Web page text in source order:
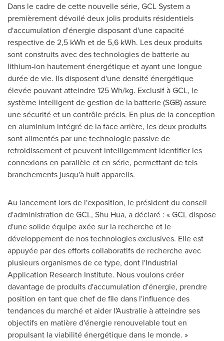
Dans le cadre de cette nouvelle série, GCL System a
premièrement dévoilé deux jolis produits résidentiels
d'accumulation d'énergie disposant d'une capacité
respective de 2,5 kWh et de 5,6 kWh. Les deux produits
sont construits avec des technologies de batterie au
lithium-ion hautement énergétique et ayant une longue
durée de vie. Ils disposent d'une densité énergétique
élevée pouvant atteindre 125 Wh/kg. Exclusif à GCL, le
système intelligent de gestion de la batterie (SGB) assure
une sécurité et un contrôle précis. En plus de la conception
en aluminium intégré de la face arrière, les deux produits
sont alimentés par une technologie passive de
refroidissement et peuvent intelligemment identifier les
connexions en parallèle et en série, permettant de tels
branchements jusqu'à huit appareils.
Au lancement lors de l'exposition, le président du conseil
d'administration de GCL, Shu Hua, a déclaré : « GCL dispose
d'une solide équipe axée sur la recherche et le
développement de nos technologies exclusives. Elle est
appuyée par des efforts collaboratifs de recherche avec
plusieurs organismes de ce type, dont l'Industrial
Application Research Institute. Nous voulons créer
davantage de produits d'accumulation d'énergie, prendre
position en tant que chef de file dans l'influence des
tendances du marché et aider l'Australie à atteindre ses
objectifs en matière d'énergie renouvelable tout en
propulsant la viabilité énergétique dans le monde. »